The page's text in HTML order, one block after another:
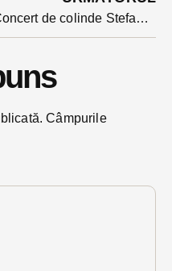
Concert de colinde Stefan Hrușcă astăzi la Năsăud. Orașul a intrat în ultimul moment pe harta primului turneu Hrușcă după trei ani de absență
Câmpurile